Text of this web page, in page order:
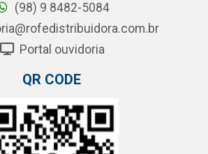
(98) 9 8482-5084
Portal ouvidoria
QR CODE